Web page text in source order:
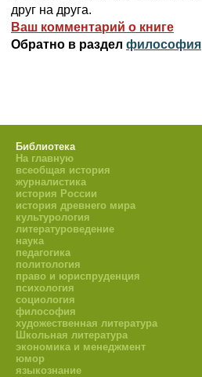
друг на друга.
Ваш комментарий о книге
Обратно в раздел философия
Библиотека
На главную
всеобщая история
журналистика
история России
история древнего мира
культурология
литературоведение
наука
педагогика
политология
право и юриспруденция
психология
социология
философия
художественная литература
Школьная литература
экономика и менеджмент
юмор
языкознание